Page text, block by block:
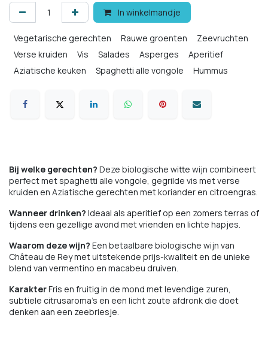
In winkelmandje
Vegetarische gerechten Rauwe groenten
Zeevruchten
Verse kruiden
Vis Salades Asperges
Aperitief
Aziatische keuken
Spaghetti alle vongole Hummus
Bij welke gerechten? Deze biologische witte wijn combineert
perfect met spaghetti alle vongole, gegrilde vis met verse
kruiden en Aziatische gerechten met koriander en citroengras.
Wanneer drinken? Ideaal als aperitief op een zomers terras of
tijdens een gezellige avond met vrienden en lichte hapjes.
Waarom deze wijn? Een betaalbare biologische wijn van
Château de Rey met uitstekende prijs-kwaliteit en de unieke
blend van vermentino en macabeu druiven.
KarakterFris en fruitig in de mond met levendige zuren,
subtiele citrusaroma's en een licht zoute afdronk die doet
denken aan een zeebriesje.